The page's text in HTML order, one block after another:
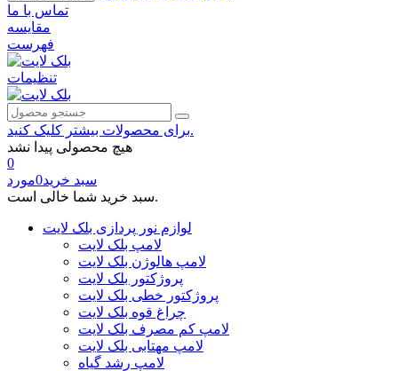
تماس با ما
مقایسه
فهرست
تنظیمات
برای محصولات بیشتر کلیک کنید.
هیچ محصولی پیدا نشد
0
سبد خرید0مورد
سبد خرید شما خالی است.
لوازم نور پردازی بلک لایت
لامپ بلک لایت
لامپ هالوژن بلک لایت
پروژکتور بلک لایت
پروژکتور خطی بلک لایت
چراغ قوه بلک لایت
لامپ کم مصرف بلک لایت
لامپ مهتابی بلک لایت
لامپ رشد گیاه